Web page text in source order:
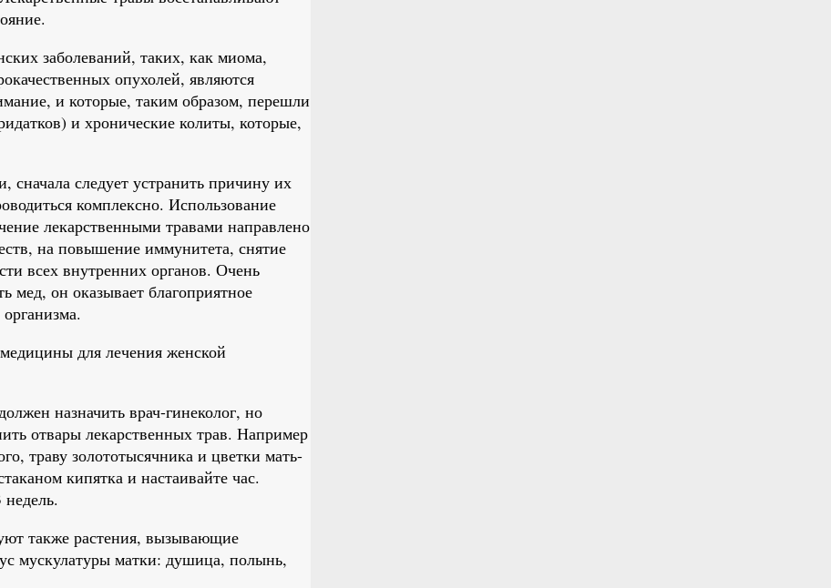
заболеваний, таких, как миома,
опухолей, являются
и которые, таким образом, перешли
и хронические колиты, которые,
сначала следует устранить причину их
комплексно. Использование
лекарственными травами направлено
на повышение иммунитета, снятие
всех внутренних органов. Очень
мед, он оказывает благоприятное
для лечения женской
назначить врач-гинеколог, но
отвары лекарственных трав. Например
траву золототысячника и цветки мать-
кипятка и настаивайте час.
также растения, вызывающие
мускулатуры матки: душица, полынь,